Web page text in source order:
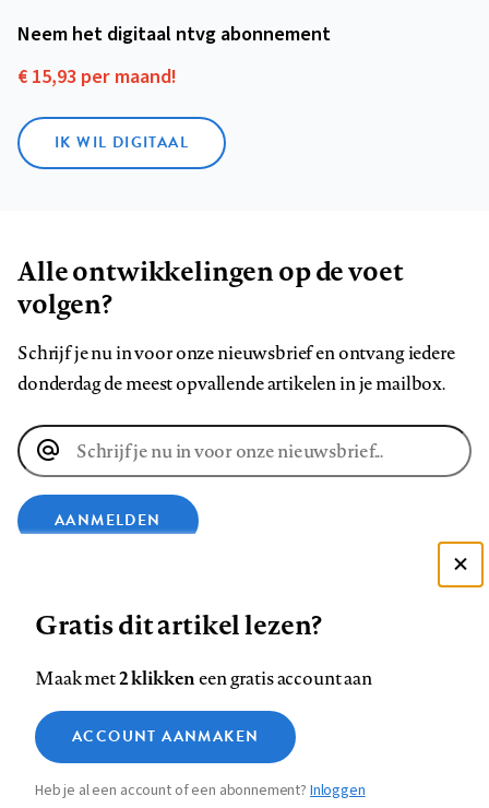
Neem het digitaal ntvg abonnement
€ 15,93 per maand!
IK WIL DIGITAAL
Alle ontwikkelingen op de voet
volgen?
Schrijf je nu in voor onze nieuwsbrief en ontvang iedere
donderdag de meest opvallende artikelen in je mailbox.
E-
mailadres
AANMELDEN
op
Facebook
op
LinkedIn
op
Bluesky
ons
op
InstagramYouTube
Footer
Contact Colofon Disclaimer Privacy
Medische vragen verdienen
betrouwbare antwoorden
Zie onze cookie policy
Analytische cookies
Marketing cookies
Gratis dit artikel lezen?
Maak met2 klikkeneen gratis account aan
ACCOUNT AANMAKEN
Heb je al een account of een abonnement?Inloggen